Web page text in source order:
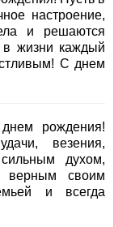
настроение,
и решаются
в жизни каждый
С днем
рождения!
везения,
духом,
верным своим
и всегда